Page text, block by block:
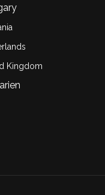
Kingdom